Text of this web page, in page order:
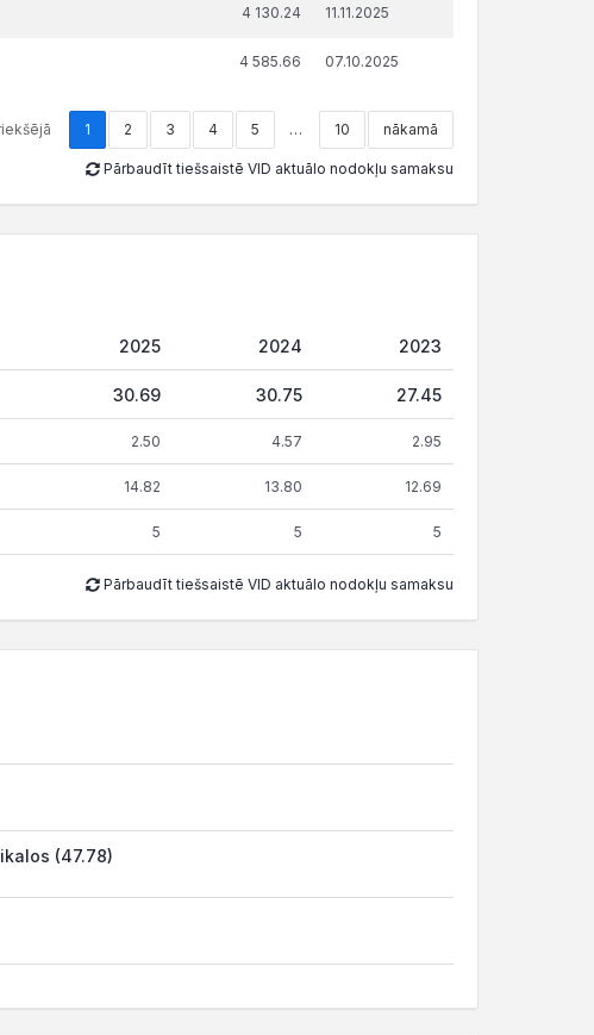
4 130.24 11.11.2025
4 585.66 07.10.2025
1 2 3 4 5 … 10 nākamā
Pārbaudīt tiešsaistē VID aktuālo nodokļu samaksu
2025 2024 2023
30.69 30.75 27.45
2.50 4.57 2.95
14.82 13.80 12.69
5 5 5
Pārbaudīt tiešsaistē VID aktuālo nodokļu samaksu
(47.78)